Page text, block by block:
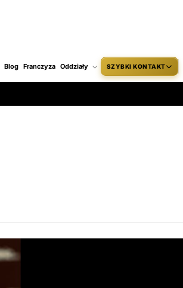
Blog Franczyza Oddziały SZYBKI KONTAKT